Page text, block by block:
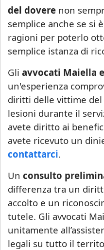
del dovere non
semplice anche se si
ragioni per poterlo
semplice istanza di
Gli avvocati Maiella
un'esperienza
diritti delle vittime del
lesioni durante il
avete diritto ai
avete ricevuto un
contattarci.
Un consulto
differenza tra un
accolto e un
tutele. Gli avvocati
unitamente
legali su tutto il
esclusivamente
da parte dello
modalità di gestione.
Se è già cliente
non strettamente
sullo stato della
gestione
rinviabili) saranno
a partire dal 1°